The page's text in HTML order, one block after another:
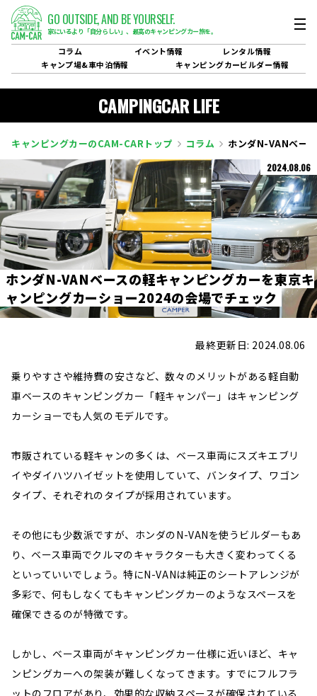
GO OUTSIDE,AND BE YOURSELF.
家にいるより「自分らしい」、 最高のキャンピングカー旅を。
コラム イベント情報 レンタル情報
キャンプ場&車中泊情報 キャンピングカービルダー情報
CAMPINGCAR LIFE
キャンピングカーのCAM-CARトップ コラム ホンダN-VANベー
2024.08.06
ホンダN-VANベースの軽キャンピングカーを東京キ
ャンピングカーショー2024の会場でチェック
最終更新日: 2024.08.06
乗りやすさや維持費の安さなど、数々のメリットがある軽自動
車ベースのキャンピングカー「軽キャンパー」はキャンピング
カーショーでも人気のモデルです。
市販されている軽キャンの多くは、ベース車両にスズキエブリ
イやダイハツハイゼットを使用していて、バンタイプ、ワゴン
タイプ、それぞれのタイプが採用されています。
その他にも少数派ですが、ホンダのN-VANを使うビルダーもあ
り、ベース車両でクルマのキャラクターも大きく変わってくる
といっていいでしょう。特にN-VANは純正のシートアレンジが
多彩で、何もしなくてもキャンピングカーのようなスペースを
確保できるのが特徴です。
しかし、ベース車両がキャンピングカー仕様に近いほど、キャ
ンピングカーへの架装が難しくなってきます。すでにフルフラ
ットのフロアがあり、効果的な収納スペースが確保されている